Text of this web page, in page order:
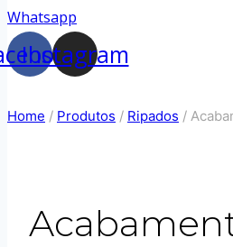
Whatsapp
Instagram
Home / Produtos / Ripados /